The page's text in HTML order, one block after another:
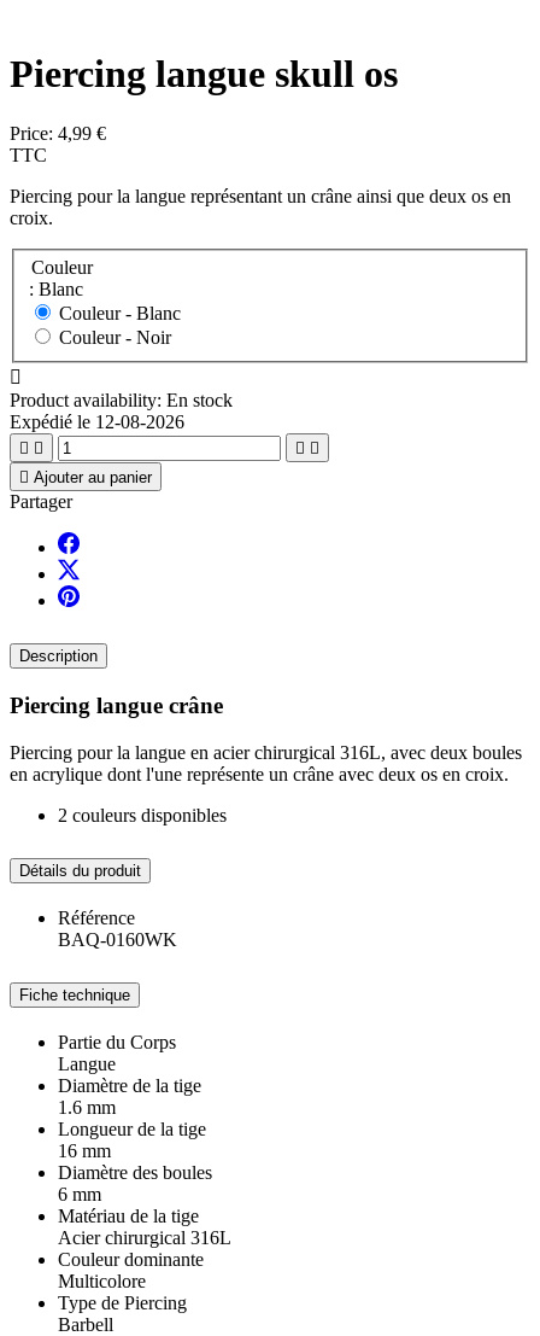
Piercing langue skull os
Price: 4,99 €
TTC
Piercing pour la langue représentant un crâne ainsi que deux os en
croix.
Couleur
: Blanc
Couleur - Blanc
Couleur - Noir

Product availability: En stock
Expédié le 12-08-2026
   
 Ajouter au panier
Partager
Description
Piercing langue crâne
Piercing pour la langue en acier chirurgical 316L, avec deux boules
en acrylique dont l'une représente un crâne avec deux os en croix.
2 couleurs disponibles
Détails du produit
Référence
BAQ-0160WK
Fiche technique
Partie du Corps
Langue
Diamètre de la tige
1.6 mm
Longueur de la tige
16 mm
Diamètre des boules
6 mm
Matériau de la tige
Acier chirurgical 316L
Couleur dominante
Multicolore
Type de Piercing
Barbell